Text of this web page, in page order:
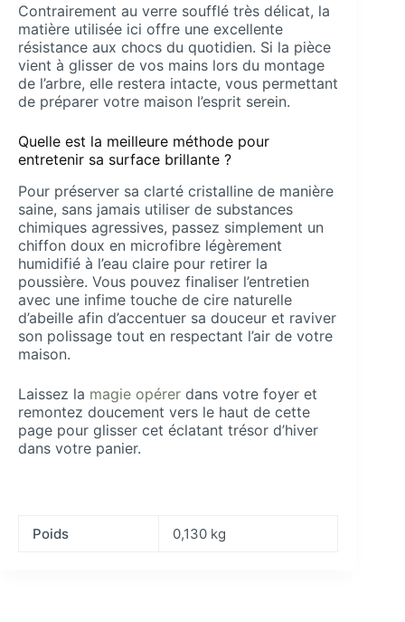
Contrairement au verre soufflé très délicat, la
matière utilisée ici offre une excellente
résistance aux chocs du quotidien. Si la pièce
vient à glisser de vos mains lors du montage
de l’arbre, elle restera intacte, vous permettant
de préparer votre maison l’esprit serein.
Quelle est la meilleure méthode pour
entretenir sa surface brillante ?
Pour préserver sa clarté cristalline de manière
saine, sans jamais utiliser de substances
chimiques agressives, passez simplement un
chiffon doux en microfibre légèrement
humidifié à l’eau claire pour retirer la
poussière. Vous pouvez finaliser l’entretien
avec une infime touche de cire naturelle
d’abeille afin d’accentuer sa douceur et raviver
son polissage tout en respectant l’air de votre
maison.
Laissez la magie opérer dans votre foyer et
remontez doucement vers le haut de cette
page pour glisser cet éclatant trésor d’hiver
dans votre panier.
Poids 0,130 kg